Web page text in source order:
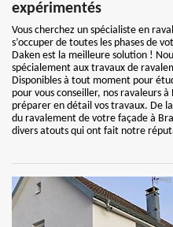
expérimentés
Vous cherchez un spécialiste en
s’occuper de toutes les phases de
Daken est la meilleure solution !
spécialement aux travaux de
Disponibles à tout moment pour
pour vous conseiller, nos ravaleurs
préparer en détail vos travaux. De
du ravalement de votre façade à
divers atouts qui ont fait notre